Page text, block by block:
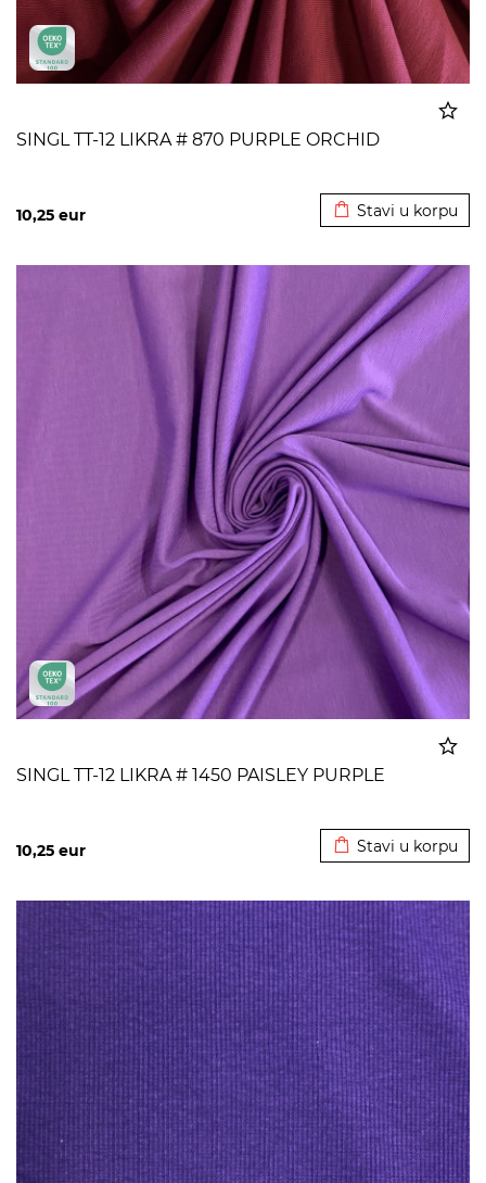
SINGL TT-12 LIKRA # 870 PURPLE ORCHID
10,25 eur Stavi u korpu
SINGL TT-12 LIKRA # 1450 PAISLEY PURPLE
10,25 eur Stavi u korpu